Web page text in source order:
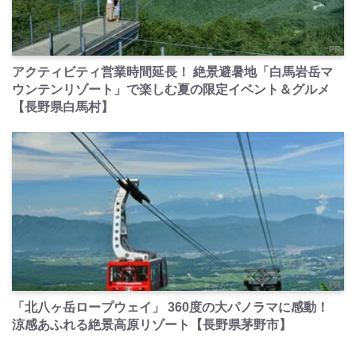
PR
アクティビティ営業時間延長！ 絶景避暑地「白馬岩岳マ
ウンテンリゾート」で楽しむ夏の限定イベント＆グルメ
【長野県白馬村】
PR
「北八ヶ岳ロープウェイ」 360度の大パノラマに感動！
涼感あふれる絶景高原リゾート【長野県茅野市】